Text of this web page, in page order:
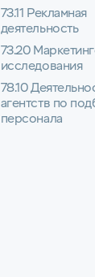
73.11 Рекламная
деятельность
73.20
исследования
78.10
агентств по
персонала